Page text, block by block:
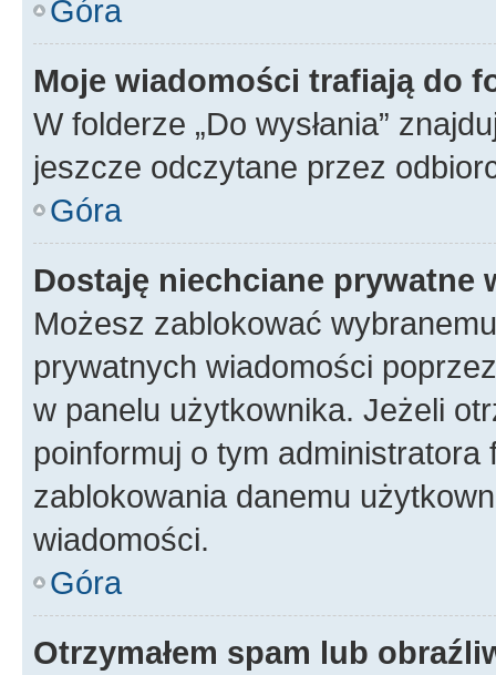
Góra
Moje wiadomości trafiają do
W folderze „Do wysłania”
jeszcze odczytane przez
Góra
Dostaję niechciane prywatne
Możesz zablokować
prywatnych wiadomości
w panelu użytkownika. Jeżeli
poinformuj o tym
zablokowania danemu
wiadomości.
Góra
Otrzymałem spam lub